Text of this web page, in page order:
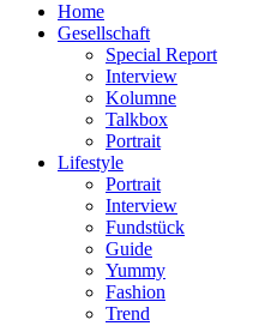
Home
Gesellschaft
Special Report
Interview
Kolumne
Talkbox
Portrait
Lifestyle
Portrait
Interview
Fundstück
Guide
Yummy
Fashion
Trend